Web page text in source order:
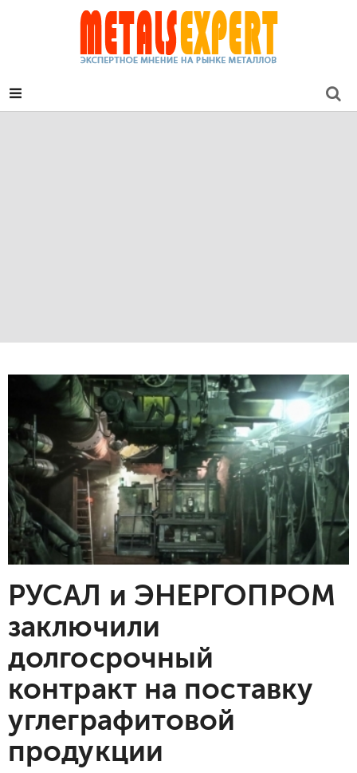
РУСАЛ и ЭНЕРГОПРОМ
заключили
долгосрочный
контракт на поставку
углеграфитовой
продукции